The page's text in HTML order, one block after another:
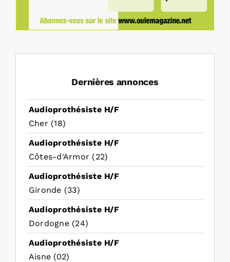
Dernières annonces
Audioprothésiste H/F
Cher (18)
Audioprothésiste H/F
Côtes-d'Armor (22)
Audioprothésiste H/F
Gironde (33)
Audioprothésiste H/F
Dordogne (24)
Audioprothésiste H/F
Aisne (02)